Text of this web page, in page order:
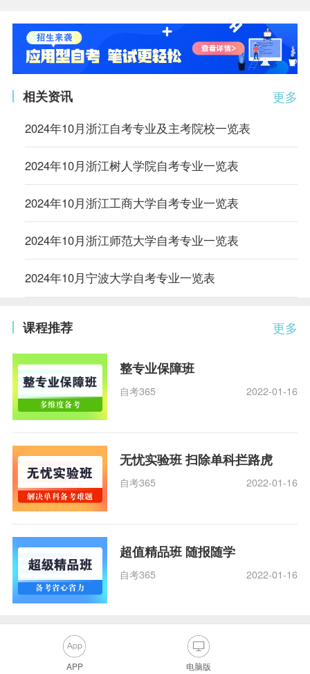
更多
相关资讯
2024年10月浙江自考专业及主考院校一览表
2024年10月浙江树人学院自考专业一览表
2024年10月浙江工商大学自考专业一览表
2024年10月浙江师范大学自考专业一览表
2024年10月宁波大学自考专业一览表
更多
课程推荐
整专业保障班
自考365 2022-01-16
无忧实验班 扫除单科拦路虎
自考365 2022-01-16
超值精品班 随报随学
自考365 2022-01-16
APP 电脑版